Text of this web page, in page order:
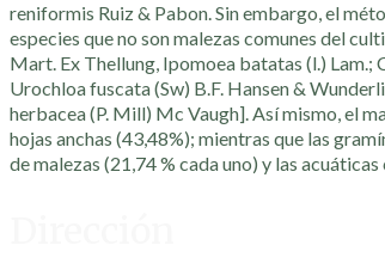
reniformis Ruiz & Pabon. Sin embargo, el
especies que no son malezas comunes del
Mart. Ex Thellung, Ipomoea batatas (l.) Lam.;
Urochloa fuscata (Sw) B.F. Hansen &
herbacea (P. Mill) Mc Vaugh]. Así mismo, el
hojas anchas (43,48%); mientras que las
de malezas (21,74 % cada uno) y las